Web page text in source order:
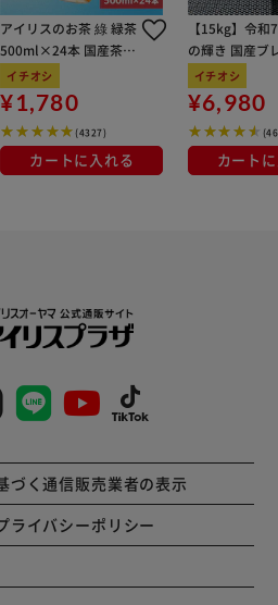
アイリスのお茶 綠 緑茶
500ml×24本 国産茶葉
100％使用
イチオシ
¥1,780
(4327)
カートに入れる
【15kg】令和
の輝き 国産ブ
kg×3袋
イチオシ
¥6,980
カート
づく通信販売業者の表示
ライバシーポリシー